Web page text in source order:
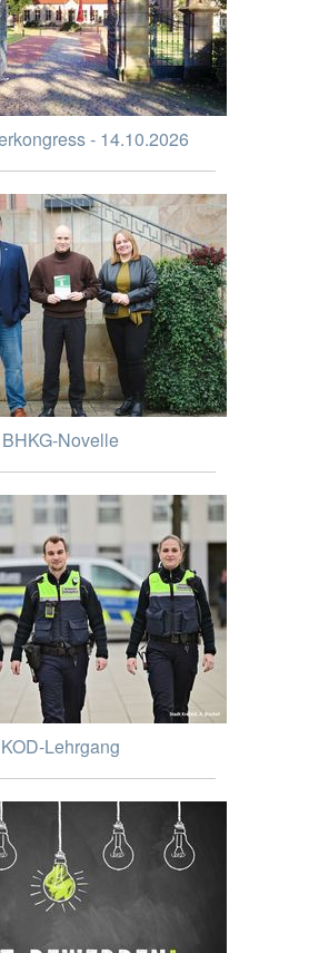
- 14.10.2026
BHKG-Novelle
KOD-Lehrgang